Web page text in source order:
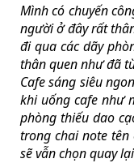
Mình có chuyến
người ở đây rất
đi qua các dãy
thân quen như đã
Cafe sáng siêu
khi uống cafe như
phòng thiếu dao
trong chai note
sẽ vẫn chọn quay